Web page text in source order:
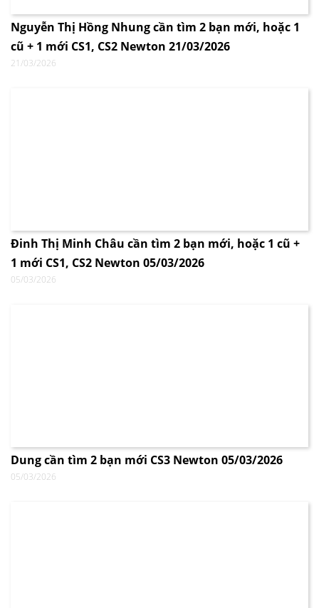
Nguyễn Thị Hồng Nhung cần tìm 2 bạn mới, hoặc 1
cũ + 1 mới CS1, CS2 Newton 21/03/2026
21/03/2026
Đinh Thị Minh Châu cần tìm 2 bạn mới, hoặc 1 cũ +
1 mới CS1, CS2 Newton 05/03/2026
05/03/2026
Dung cần tìm 2 bạn mới CS3 Newton 05/03/2026
05/03/2026